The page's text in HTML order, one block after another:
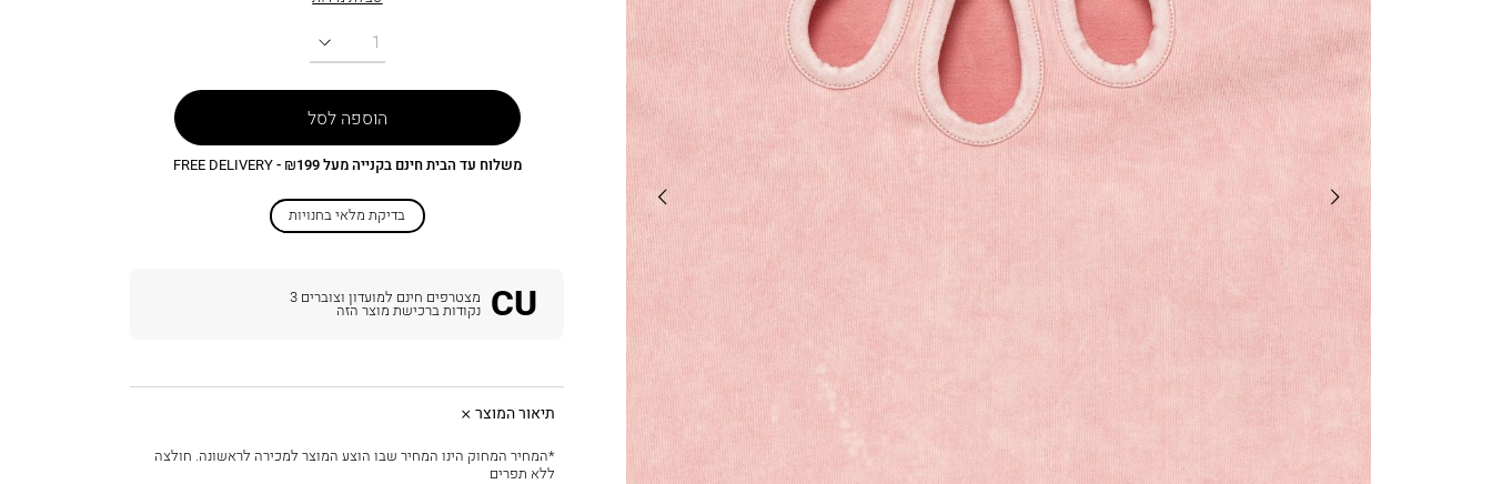
כמות
הוספה לסל
משלוח עד הבית חינם בקנייה מעל ₪199 - FREE DELIVERY
בדיקת מלאי בחנויות
CU מצטרפים חינם למועדון וצוברים 3
נקודות ברכישת מוצר הזה
תיאור המוצר
*המחיר המחוק הינו המחיר שבו הוצע המוצר למכירה לראשונה. חולצה
ללא תפרים